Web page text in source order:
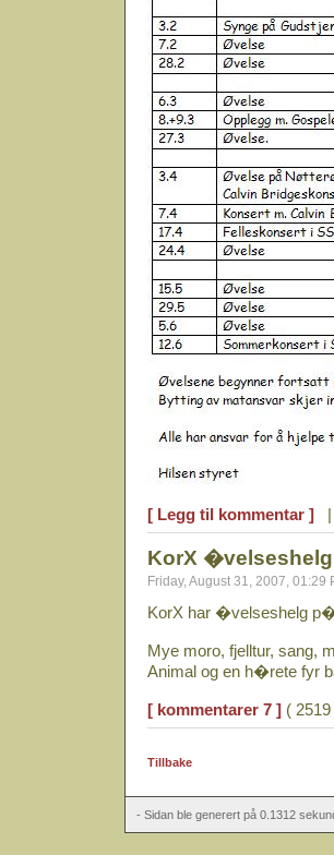
[ Legg til kommentar ] |
KorX �velseshelg
Friday, August 31, 2007, 01:29
KorX har �velseshelg
Mye moro, fjelltur, sang,
Animal og en h�rete fyr
[ kommentarer 7 ] (
Tillbake
- Sidan ble generert på 0.1312